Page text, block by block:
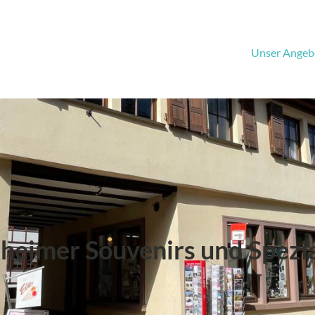
Unser
Souvenirs und